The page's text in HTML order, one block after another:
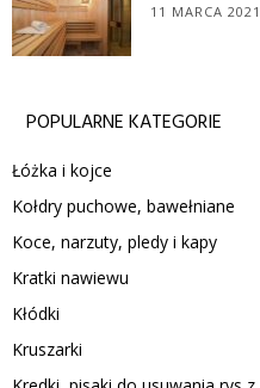
11 MARCA 2021
POPULARNE KATEGORIE
Łóżka i kojce
Kołdry puchowe, bawełniane
Koce, narzuty, pledy i kapy
Kratki nawiewu
Kłódki
Kruszarki